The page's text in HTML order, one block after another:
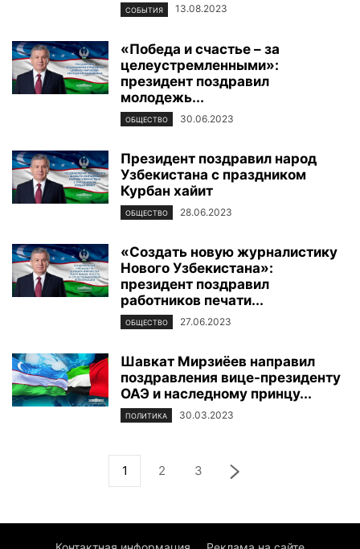
СОБЫТИЯ 13.08.2023
«Победа и счастье – за
целеустремленными»:
президент поздравил
молодежь...
ОБЩЕСТВО 30.06.2023
Президент поздравил народ
Узбекистана с праздником
Курбан хайит
ОБЩЕСТВО 28.06.2023
«Создать новую журналистику
Нового Узбекистана»:
президент поздравил
работников печати...
ОБЩЕСТВО 27.06.2023
Шавкат Мирзиёев направил
поздравления вице-президенту
ОАЭ и наследному принцу...
ПОЛИТИКА 30.03.2023
1 2 3